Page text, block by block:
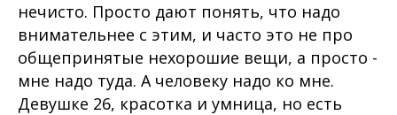
нечисто. Просто дают понять, что надо
внимательнее с этим, и часто это не про
общепринятые нехорошие вещи, а просто -
мне надо туда. А человеку надо ко мне.
Девушке 26, красотка и умница, но есть